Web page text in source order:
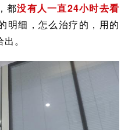
都没有人一直24小时去看
明细，怎么治疗的，用的
。